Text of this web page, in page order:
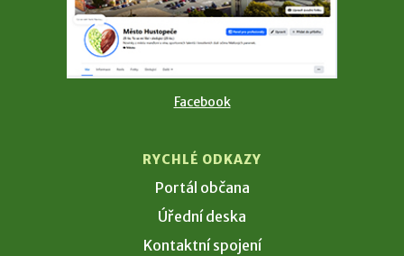
Facebook
RYCHLÉ ODKAZY
Portál občana
Úřední deska
Kontaktní spojení